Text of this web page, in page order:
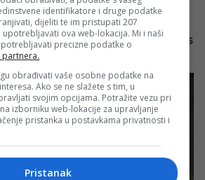
identifikatore i druge podatke
dijeliti te im pristupati 207
ova web-lokacija. Mi i naši
precizne podatke o
partnera.
obrađivati vaše osobne podatke na
Ako se ne slažete s tim, u
svojim opcijama. Potražite vezu pri
izborniku web-lokacije za upravljanje
pristanka u postavkama privatnosti i
Pristanak